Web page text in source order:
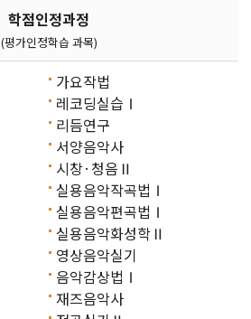
학점인정과정
(평가인정학습 과목)
가요작법
레코딩실습Ⅰ
리듬연구
서양음악사
시창·청음Ⅱ
실용음악작곡법Ⅰ
실용음악편곡법Ⅰ
실용음악화성학Ⅱ
영상음악실기
음악감상법Ⅰ
재즈음악사